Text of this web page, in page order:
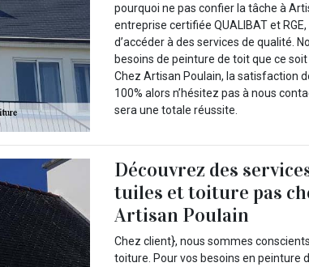
pourquoi ne pas confier la tâche à
entreprise certifiée QUALIBAT et
d’accéder à des services de qualité.
besoins de peinture de toit que ce
Chez Artisan Poulain, la satisfaction
100% alors n’hésitez pas à nous
sera une totale réussite.
Découvrez des
tuiles et toiture pas
Artisan Poulain
Chez client}, nous sommes
toiture. Pour vos besoins en peinture